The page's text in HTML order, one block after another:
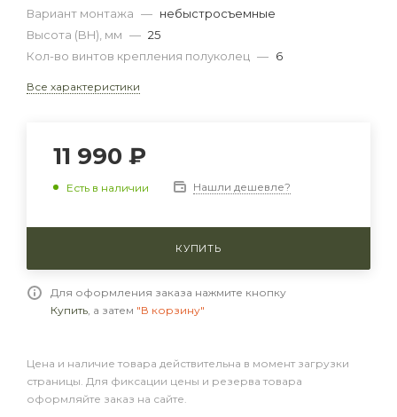
Вариант монтажа — небыстросъемные
Высота (BH), мм — 25
Кол-во винтов крепления полуколец — 6
Все характеристики
11 990 ₽
Есть в наличии Нашли дешевле?
КУПИТЬ
Для оформления заказа нажмите кнопку
Купить, а затем "В корзину"
Цена и наличие товара действительна в момент загрузки
страницы. Для фиксации цены и резерва товара
оформляйте заказ на сайте.